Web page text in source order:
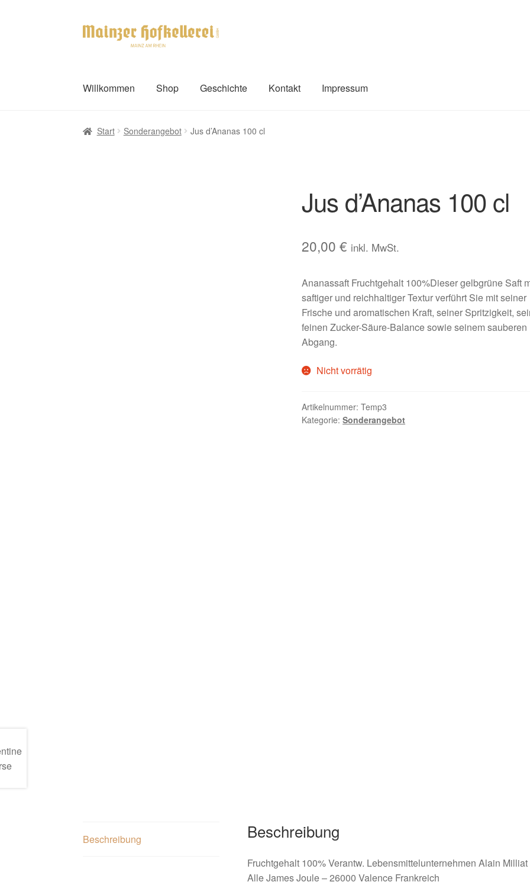
Zur
Zum
Willkommen Shop Geschichte Kontakt Impressum
Start Sonderangebot Jus d’Ananas 100 cl
Jus d’Ananas 100 cl
20,00€ inkl. MwSt.
Ananassaft Fruchtgehalt 100%Dieser gelbgrüne Saft
saftiger und reichhaltiger Textur verführt Sie mit seiner
Frische und aromatischen Kraft, seiner Spritzigkeit,
feinen Zucker-Säure-Balance sowie seinem sauberen
Abgang.
Nicht vorrätig
Artikelnummer:Temp3
Kategorie:Sonderangebot
Beschreibung Beschreibung
Fruchtgehalt 100% Verantw. Lebensmittelunternehmen Alain Milliat
Alle James Joule – 26000 Valence Frankreich